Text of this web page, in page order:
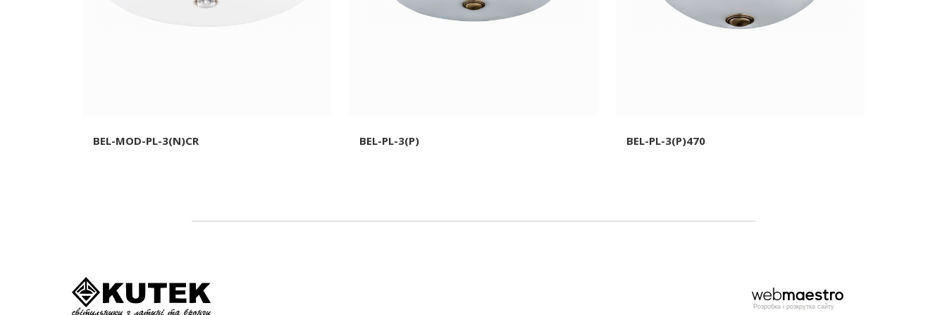
BEL-MOD-PL-3(N)CR BEL-PL-3(P) BEL-PL-3(P)470
Розробка і розкрутка сайту